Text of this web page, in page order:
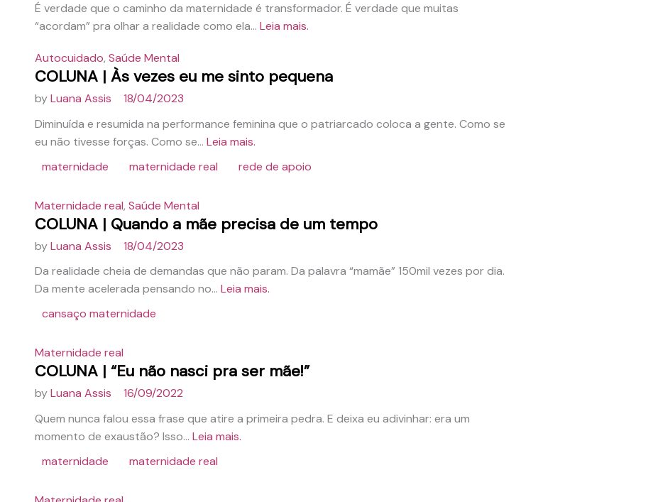
É verdade que o caminho da maternidade é transformador. É verdade que muitas
“acordam” pra olhar a realidade como ela...Leia mais.
Autocuidado,Saúde Mental
COLUNA | Às vezes eu me sinto pequena
byLuana Assis
18/04/2023
Diminuída e resumida na performance feminina que o patriarcado coloca a gente. Como se
eu não tivesse forças. Como se...Leia mais.
maternidade
maternidade real rede de apoio
Maternidade real,Saúde Mental
COLUNA | Quando a mãe precisa de um tempo
byLuana Assis
18/04/2023
Da realidade cheia de demandas que não param. Da palavra “mamãe” 150mil vezes por dia.
Da mente acelerada pensando no...Leia mais.
cansaço maternidade
Maternidade real
COLUNA | “Eu não nasci pra ser mãe!”
byLuana Assis
16/09/2022
Quem nunca falou essa frase que atire a primeira pedra. E deixa eu adivinhar: era um
momento de exaustão? Isso...Leia mais.
maternidade
maternidade real